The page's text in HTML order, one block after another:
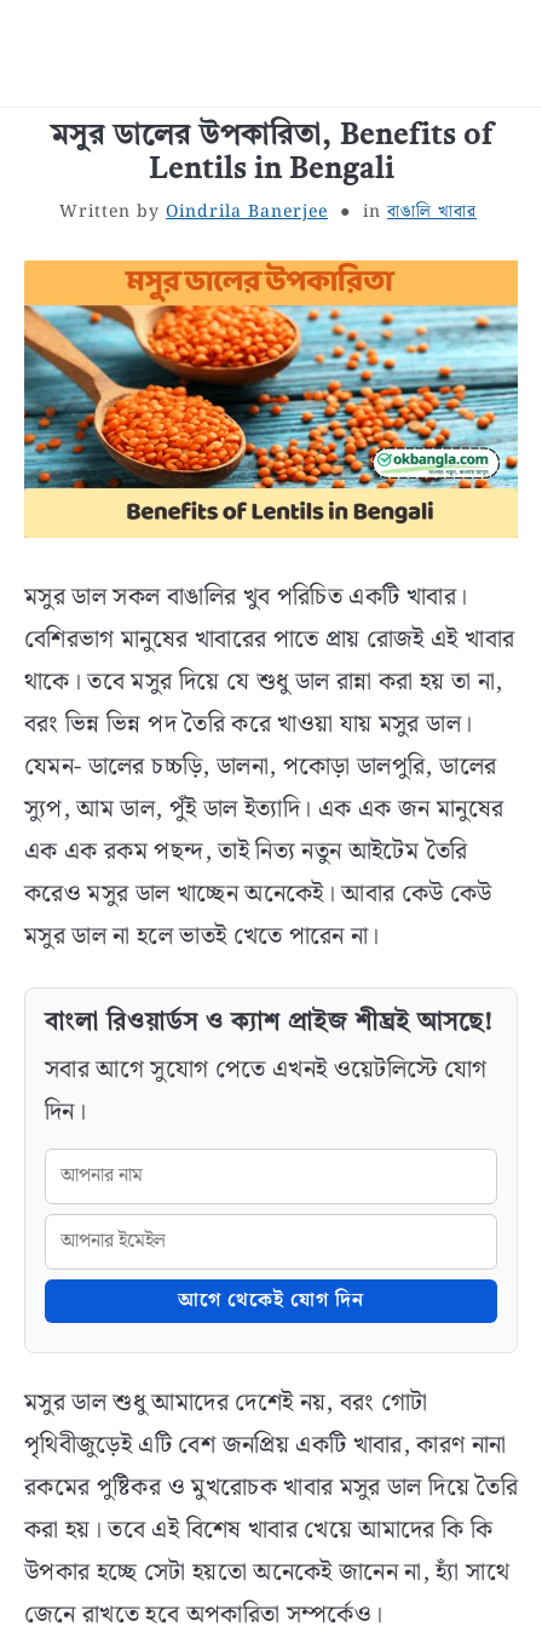
বাংলা জীবনী
শরীর স্বাস্থ্য
বাঙালি খাবার
সাধারণ জ্ঞান
বাংলা রচনা
রূপচর্চা
মসুর ডালের উপকারিতা, Benefits of
Lentils in Bengali
Written by Oindrila Banerjee inবাঙালি খাবার
মসুর ডাল সকল বাঙালির খুব পরিচিত একটি খাবার।
বেশিরভাগ মানুষের খাবারের পাতে প্রায় রোজই এই খাবার
থাকে। তবে মসুর দিয়ে যে শুধু ডাল রান্না করা হয় তা না,
বরং ভিন্ন ভিন্ন পদ তৈরি করে খাওয়া যায় মসুর ডাল।
যেমন- ডালের চচ্চড়ি, ডালনা, পকোড়া ডালপুরি, ডালের
স্যুপ, আম ডাল, পুঁই ডাল ইত্যাদি। এক এক জন মানুষের
এক এক রকম পছন্দ, তাই নিত্য নতুন আইটেম তৈরি
করেও মসুর ডাল খাচ্ছেন অনেকেই। আবার কেউ কেউ
মসুর ডাল না হলে ভাতই খেতে পারেন না।
বাংলা রিওয়ার্ডস ও ক্যাশ প্রাইজ শীঘ্রই আসছে!
সবার আগে সুযোগ পেতে এখনই ওয়েটলিস্টে যোগ
দিন।
আগে থেকেই যোগ দিন
মসুর ডাল শুধু আমাদের দেশেই নয়, বরং গোটা
পৃথিবীজুড়েই এটি বেশ জনপ্রিয় একটি খাবার, কারণ নানা
রকমের পুষ্টিকর ও মুখরোচক খাবার মসুর ডাল দিয়ে তৈরি
করা হয়। তবে এই বিশেষ খাবার খেয়ে আমাদের কি কি
উপকার হচ্ছে সেটা হয়তো অনেকেই জানেন না, হ্যাঁ সাথে
জেনে রাখতে হবে অপকারিতা সম্পর্কেও।